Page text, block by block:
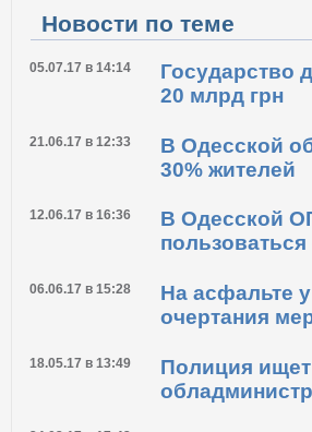
Новости по теме
05.07.17 в 14:14
Государство
20 млрд грн
21.06.17 в 12:33
В Одесской
30% жителей
12.06.17 в 16:36
В Одесской
06.06.17 в 15:28
На асфальте
очертания
18.05.17 в 13:49
Полиция